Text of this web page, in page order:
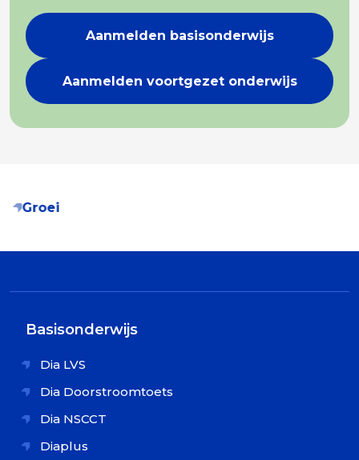
Aanmelden basisonderwijs
Aanmelden voortgezet onderwijs
Groei
Basisonderwijs
Dia LVS
Dia Doorstroomtoets
Dia NSCCT
Diaplus